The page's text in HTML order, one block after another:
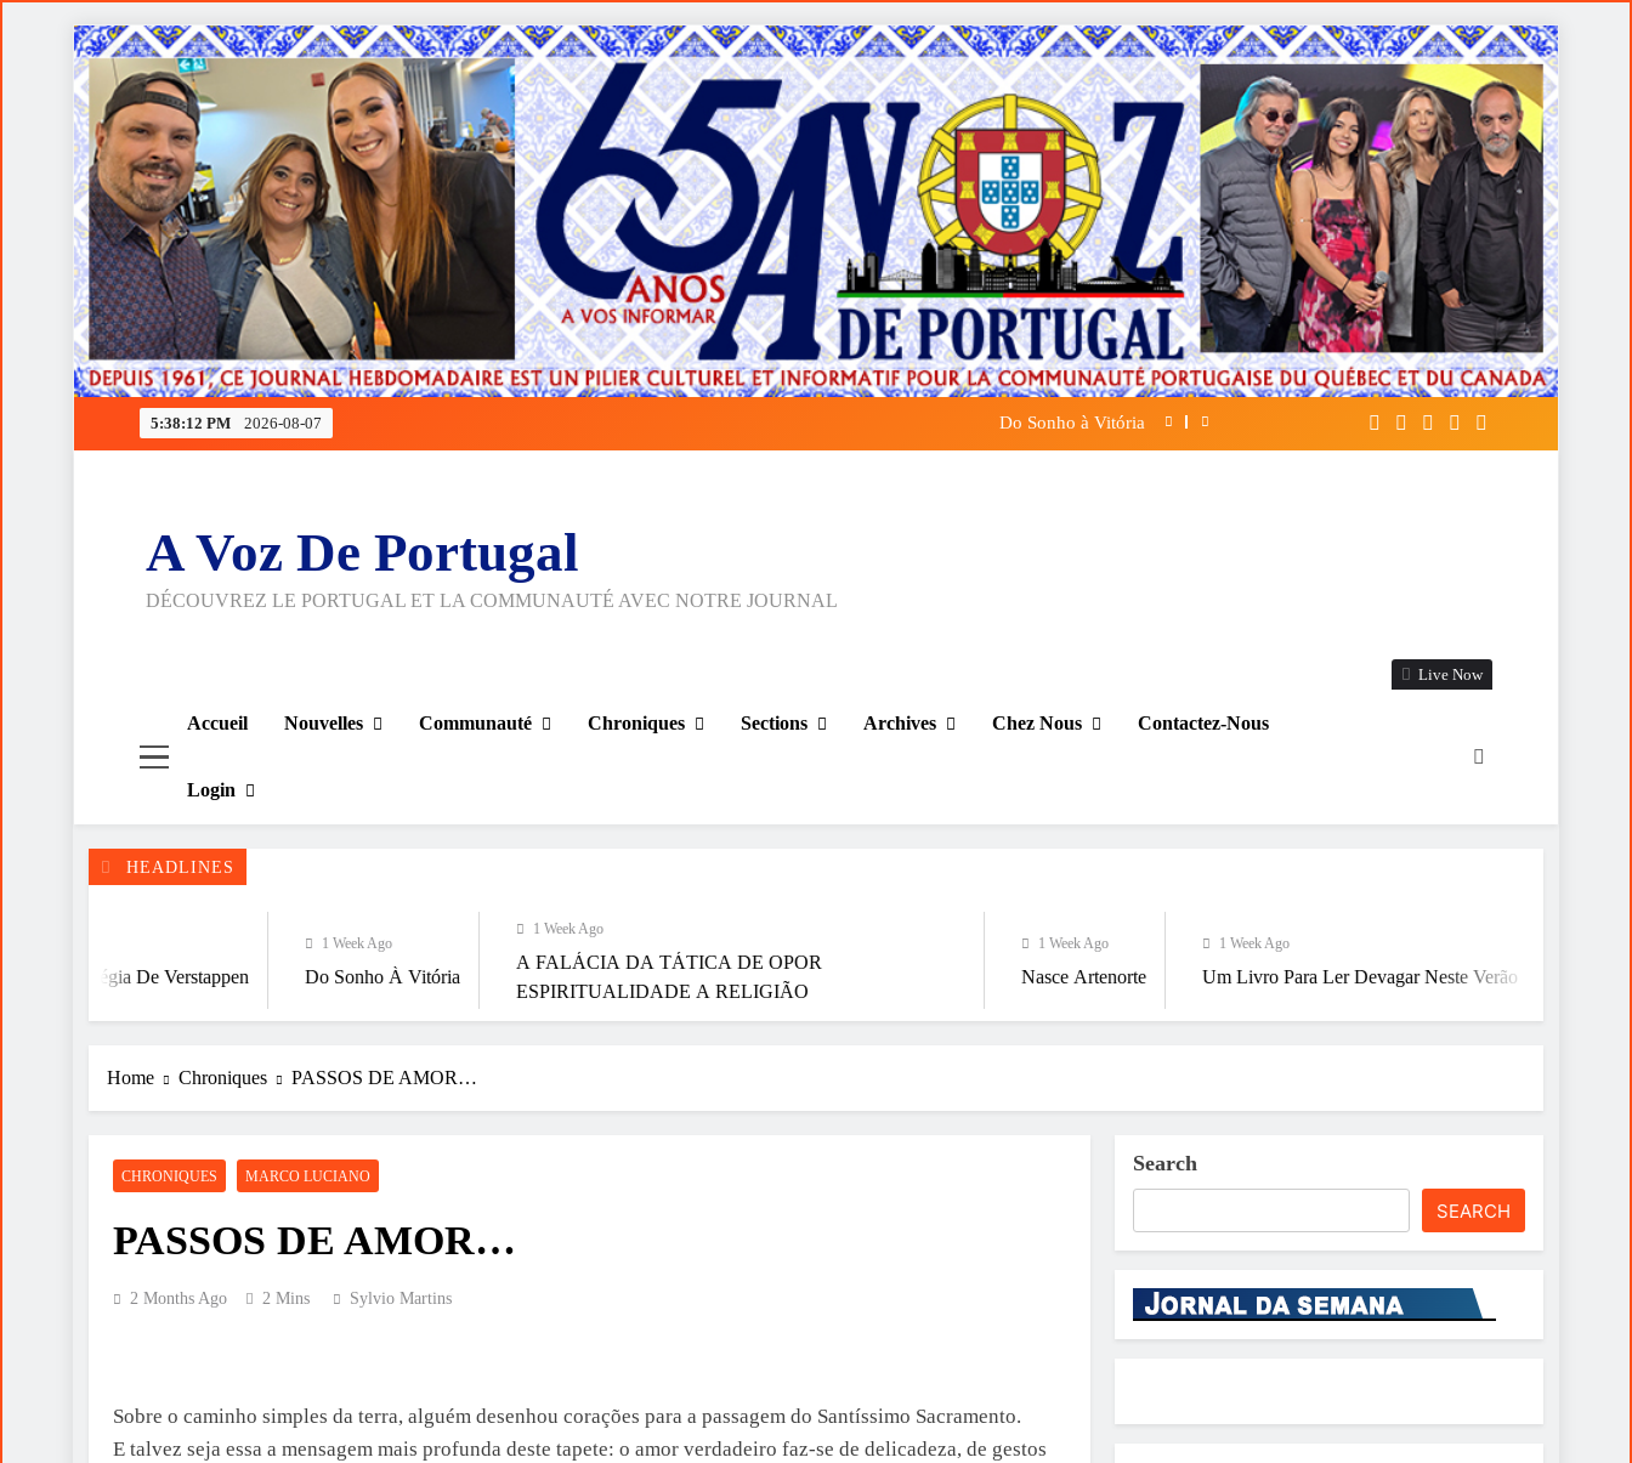
Skip
to
content
5:38:13 PM 2026-08-07
Ferrari rendida à estratégia de Verstappen Do Sonho à Vitória A FALÁCIA DA TÁTICA DE OPOR
A Voz De Portugal
DÉCOUVREZ LE PORTUGAL ET LA COMMUNAUTÉ AVEC NOTRE JOURNAL
Accueil Nouvelles Communauté Chroniques Sections Archives Chez Nous Contactez-Nous
Login
Live Now
HEADLINES
De Verstappen Do Sonho À Vitória
A FALÁCIA DA TÁTICA DE OPOR
ESPIRITUALIDADE A RELIGIÃO
Nasce Artenorte
1 Week Ago
Um Livro Para Ler Devagar Neste Verão Já Estamos A
Home Chroniques PASSOS DE AMOR…
CHRONIQUES MARCO LUCIANO
PASSOS DE AMOR…
2 Months Ago 2 Mins Sylvio Martins
Sobre o caminho simples da terra, alguém desenhou corações para a passagem do Santíssimo Sacramento.
E talvez seja essa a mensagem mais profunda deste tapete: o amor verdadeiro faz-se de delicadeza, de gestos
Search
SEARCH